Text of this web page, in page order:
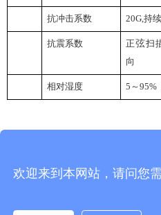
抗冲击系数 20G 持
抗震系数 正弦扫
向
相对湿度 5 ～95%
Copyright © 2026
欢迎来到本网站，请问您